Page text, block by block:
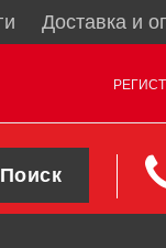
Доставка и
Поиск